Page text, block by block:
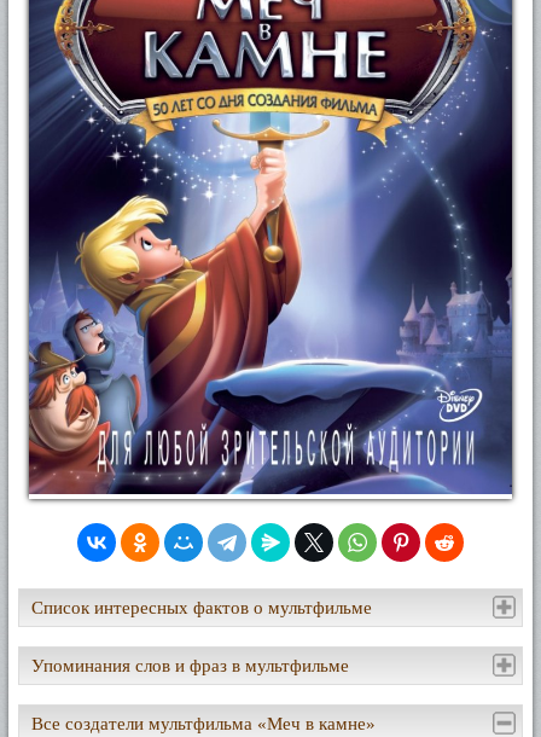
Список интересных фактов о мультфильме
Упоминания слов и фраз в мультфильме
Все создатели мультфильма «Меч в камне»